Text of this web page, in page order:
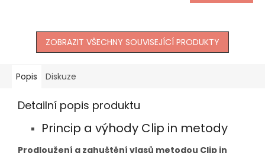
ZOBRAZIT VŠECHNY SOUVISEJÍCÍ PRODUKTY
Popis Diskuze
Detailní popis produktu
Princip a výhody Clip in metody
Prodloužení a zahuštění vlasů metodou Clip in